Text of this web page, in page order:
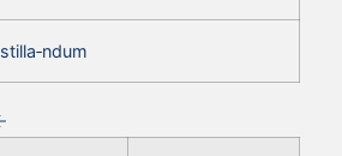
stilla‑ndum